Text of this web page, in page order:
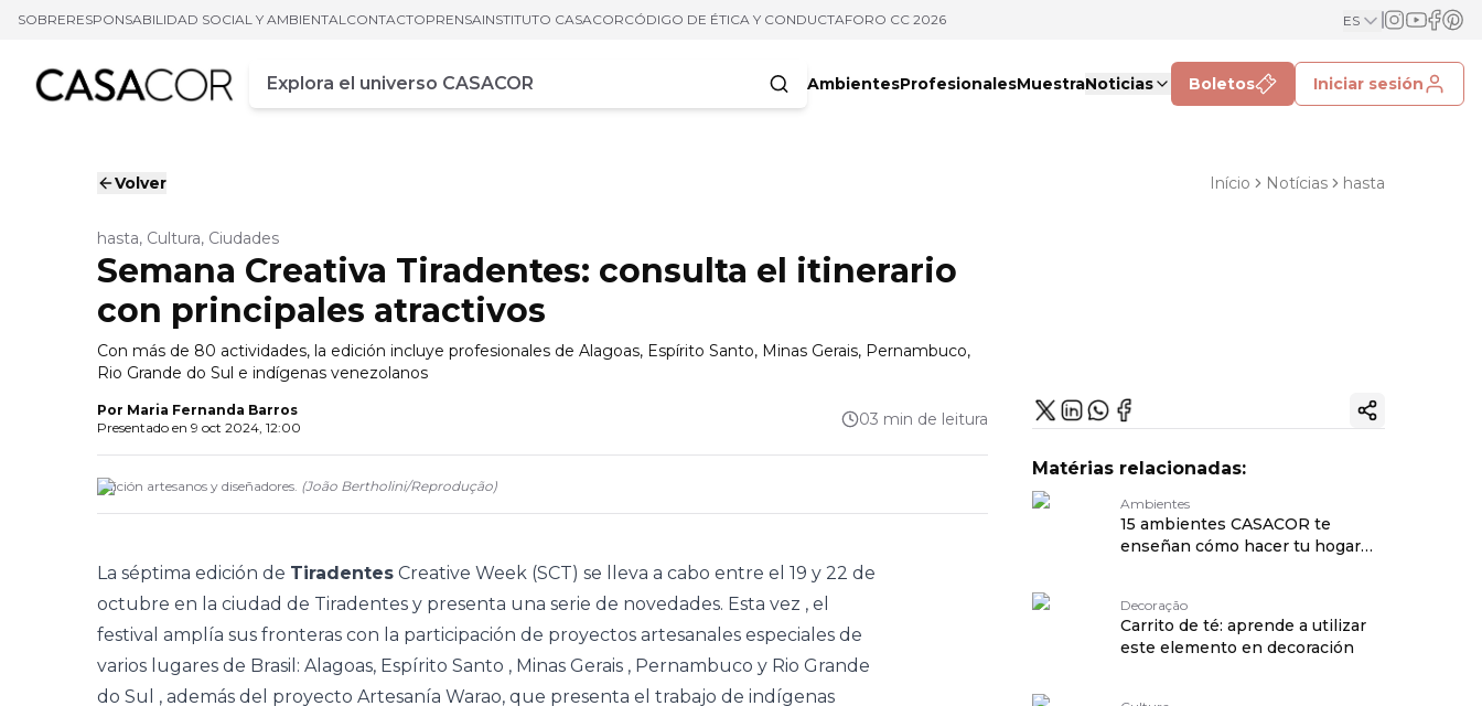
SOBRERESPONSABILIDAD SOCIAL Y AMBIENTALCONTACTOPRENSAINSTITUTO CASACORCÓDIGO DE ÉTICA Y CONDUCTAFORO CC 2026 ES
Campo de busca
Ingrese al menos tres caracteres
AmbientesProfesionalesMuestraNoticias Boletos Iniciar sesión
Volver Início Notícias hasta
hasta, Cultura, Ciudades
Semana Creativa Tiradentes: consulta el itinerario
con principales atractivos
Con más de 80 actividades, la edición incluye profesionales de Alagoas, Espírito Santo, Minas Gerais, Pernambuco,
Rio Grande do Sul e indígenas venezolanos
Por Maria Fernanda Barros
Presentado en 9 oct 2024, 12:00 03 min de leitura
Edición artesanos y diseñadores. (João Bertholini/Reprodução)
La séptima edición de Tiradentes Creative Week (SCT) se lleva a cabo entre el 19 y 22 de
octubre en la ciudad de Tiradentes y presenta una serie de novedades. Esta vez , el
festival amplía sus fronteras con la participación de proyectos artesanales especiales de
varios lugares de Brasil: Alagoas, Espírito Santo , Minas Gerais , Pernambuco y Rio Grande
do Sul
, además del proyecto Artesanía Warao, que presenta el trabajo de indígenas
Copiar enlace
Matérias relacionadas:
Ambientes
15 ambientes CASACOR te
enseñan cómo hacer tu hogar
Decoração
Carrito de té: aprende a utilizar
este elemento en decoración